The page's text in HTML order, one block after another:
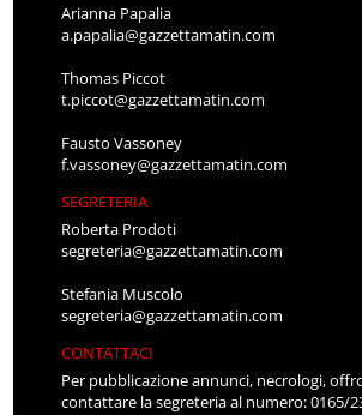
Arianna Papalia
a.papalia@gazzettamatin.com
Thomas Piccot
t.piccot@gazzettamatin.com
Fausto Vassoney
f.vassoney@gazzettamatin.com
SEGRETERIA
Roberta Prodoti
segreteria@gazzettamatin.com
Stefania Muscolo
segreteria@gazzettamatin.com
CONTATTACI
Per pubblicazione annunci, necrologi,
contattare la segreteria al numero: 0165/